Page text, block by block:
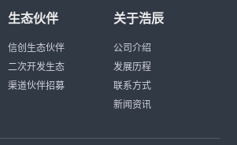
生态伙伴
信创生态伙伴
二次开发生态
渠道伙伴招募
关于浩辰
公司介绍
发展历程
联系方式
新闻资讯